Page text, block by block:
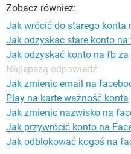
Zobacz również:
Jak wrócić do starego konta
Jak odzyskac stare konto na
Jak odzyskać konto na fb
Najlepszą odpowiedź
Jak zmienic email na
Play na karte ważność konta
Jak zmienic nazwisko na
Jak przywrócić konto na
Jak odblokować kogoś na